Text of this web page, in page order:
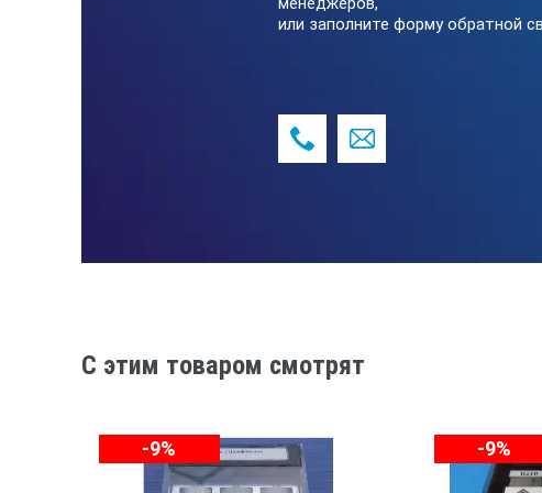
1,6; 3,2; 6,3; 12,5”.
Способ обработки
Расточка
или заполните форму обратной
C этим товаром смотрят
-9% -9%